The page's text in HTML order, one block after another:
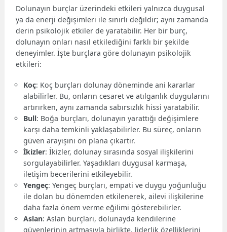
Dolunayın burçlar üzerindeki etkileri yalnızca duygusal
ya da enerji değişimleri ile sınırlı değildir; aynı zamanda
derin psikolojik etkiler de yaratabilir. Her bir burç,
dolunayın onları nasıl etkilediğini farklı bir şekilde
deneyimler. İşte burçlara göre dolunayın psikolojik
etkileri:
Koç: Koç burçları dolunay döneminde ani kararlar
alabilirler. Bu, onların cesaret ve atılganlık duygularını
artırırken, aynı zamanda sabırsızlık hissi yaratabilir.
Bull: Boğa burçları, dolunayın yarattığı değişimlere
karşı daha temkinli yaklaşabilirler. Bu süreç, onların
güven arayışını ön plana çıkartır.
İkizler: İkizler, dolunay sırasında sosyal ilişkilerini
sorgulayabilirler. Yaşadıkları duygusal karmaşa,
iletişim becerilerini etkileyebilir.
Yengeç: Yengeç burçları, empati ve duygu yoğunluğu
ile dolan bu dönemden etkilenerek, ailevi ilişkilerine
daha fazla önem verme eğilimi gösterebilirler.
Aslan: Aslan burçları, dolunayda kendilerine
güvenlerinin artmasıyla birlikte, liderlik özelliklerini